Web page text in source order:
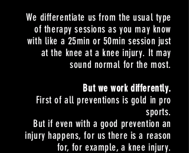
We differentiate us from the usual type
of therapy sessions as you may know
with like a 25min or 50min session just
at the knee at a knee injury. It may
sound normal for the most.
But we work differently.
First of all preventions is gold in pro
sports.
But if even with a good prevention an
injury happens, for us there is a reason
for, for example, a knee injury.